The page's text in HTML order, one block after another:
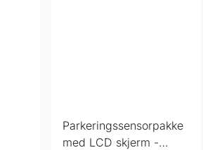
Parkeringssensorpakke
med LCD skjerm -